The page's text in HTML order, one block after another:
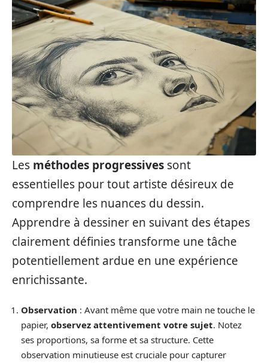
Les méthodes progressives sont
essentielles pour tout artiste désireux de
comprendre les nuances du dessin.
Apprendre à dessiner en suivant des étapes
clairement définies transforme une tâche
potentiellement ardue en une expérience
enrichissante.
Observation : Avant même que votre main ne touche le
papier, observez attentivement votre sujet. Notez
ses proportions, sa forme et sa structure. Cette
observation minutieuse est cruciale pour capturer